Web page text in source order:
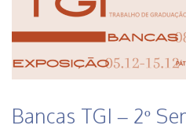
Bancas TGI – 2º